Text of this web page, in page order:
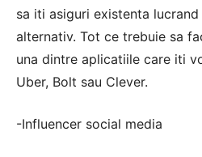
sa iti asiguri existenta
alternativ. Tot ce trebuie sa
una dintre aplicatiile care iti
Uber, Bolt sau Clever.
-Influencer social media